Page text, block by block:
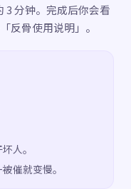
3 分钟。完成后你会看
反骨使用说明」。
人。
催就变慢。